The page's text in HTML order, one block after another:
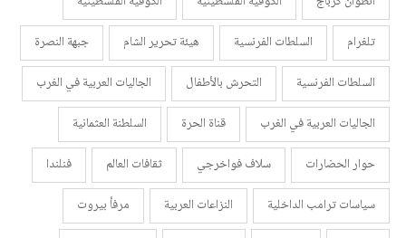
تلغرام
السلطات الفرنسية هيئة تحرير الشام
جبهة النصرة
السلطات الفرنسية
التحرش بالأطفال
الجاليات العربية في الغرب
الجاليات العربية في الغرب
قناة الحرة
السلطنة العثمانية
حوار الحضارات
سلاف فواخرجي ثقافات العالم
فنلندا
سياسات ترامب الداخلية
النزاعات العربية
مرفأ بيروت